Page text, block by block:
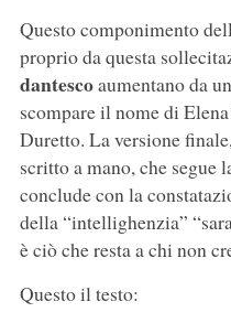
Questo componimento
proprio da questa
dantescoaumentano da
scompare il nome di
Duretto. La versione
scritto a mano, che segue
conclude con la
della “intellighenzia”
è ciò che resta a chi non
Questo il testo: